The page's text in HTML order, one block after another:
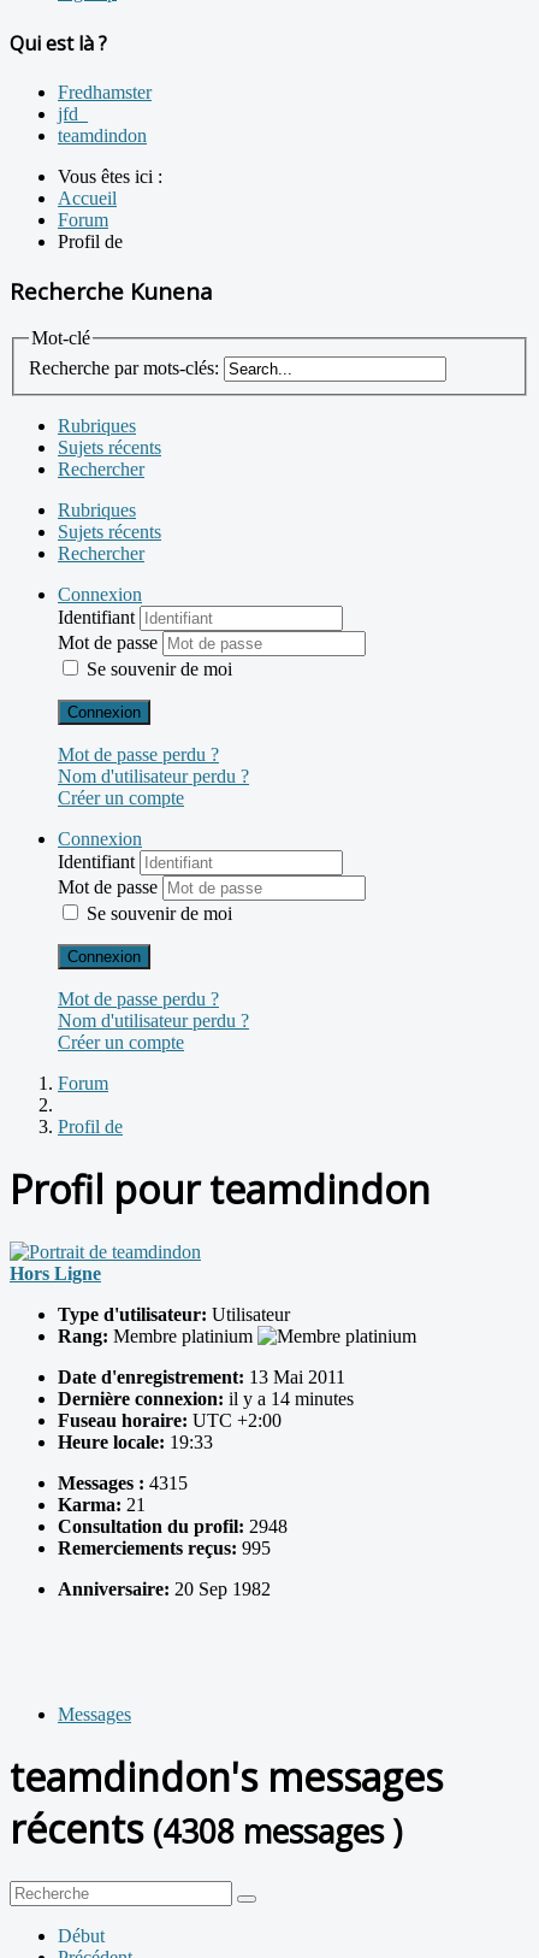
Qui est là ?
Fredhamster
jfd_
teamdindon
Vous êtes ici :
Accueil
Forum
Profil de
Recherche Kunena
Mot-clé
Recherche par mots-clés:
Rubriques
Sujets récents
Rechercher
Rubriques
Sujets récents
Rechercher
Connexion
Identifiant
Mot de passe
Se souvenir de moi
Connexion
Mot de passe perdu ?
Nom d'utilisateur perdu ?
Créer un compte
Connexion
Identifiant
Mot de passe
Se souvenir de moi
Connexion
Mot de passe perdu ?
Nom d'utilisateur perdu ?
Créer un compte
Forum
Profil de
Profil pour teamdindon
Hors Ligne
Type d'utilisateur: Utilisateur
Rang: Membre platinium
Date d'enregistrement: 13 Mai 2011
Dernière connexion: il y a 14 minutes
Fuseau horaire: UTC +2:00
Heure locale: 19:33
Messages : 4315
Karma: 21
Consultation du profil: 2948
Remerciements reçus: 995
Anniversaire: 20 Sep 1982
Messages
teamdindon's messages
récents (4308 messages )
Début